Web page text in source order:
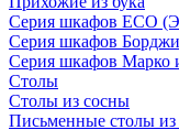
Серия шкафов ECO
Серия шкафов
Серия шкафов Марко
Столы
Столы из сосны
Письменные столы